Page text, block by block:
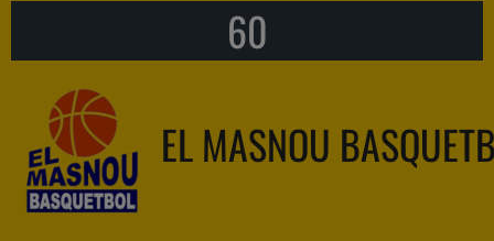
60
EL MASNOU